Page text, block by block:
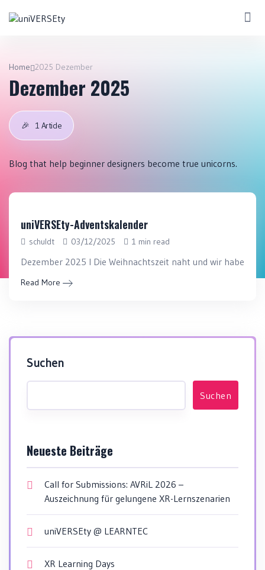
Home 2025 Dezember
Dezember 2025
🎉 1 Article
Blog that help beginner designers become true unicorns.
uniVERSEty-Adventskalender
schuldt 03/12/2025 1 min read
Dezember 2025 I Die Weihnachtszeit naht und wir haben
Read More
Suchen
Suchen
Neueste Beiträge
Call for Submissions: AVRiL 2026 –
Auszeichnung für gelungene XR-Lernszenarien
uniVERSEty @ LEARNTEC
XR Learning Days